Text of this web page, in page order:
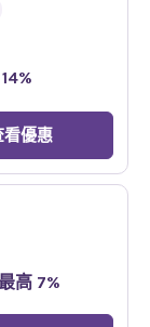
看優惠
高 7%